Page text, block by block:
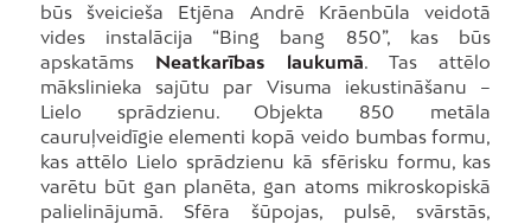
būs šveicieša Etjēna Andrē Krāenbūla veidotā
vides instalācija “Bing bang 850”, kas būs
apskatāms Neatkarības laukumā. Tas attēlo
mākslinieka sajūtu par Visuma iekustināšanu –
Lielo sprādzienu. Objekta 850 metāla
cauruļveidīgie elementi kopā veido bumbas formu,
kas attēlo Lielo sprādzienu kā sfērisku formu, kas
varētu būt gan planēta, gan atoms mikroskopiskā
palielinājumā. Sfēra šūpojas, pulsē, svārstās,